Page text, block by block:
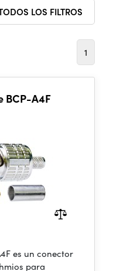
LOS FILTROS
1
BCP-A4F
es un conector
para